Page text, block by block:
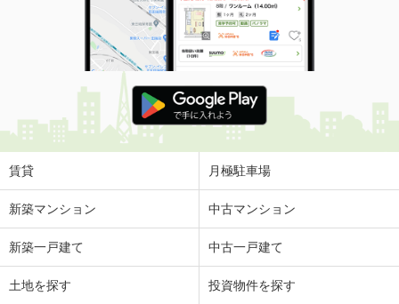
賃貸 月極駐車場
新築マンション 中古マンション
新築一戸建て 中古一戸建て
土地を探す 投資物件を探す